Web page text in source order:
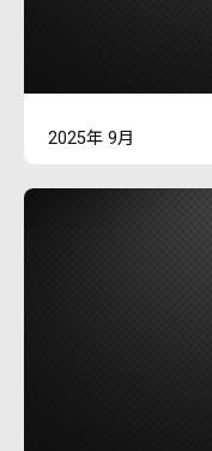
2025年 9月